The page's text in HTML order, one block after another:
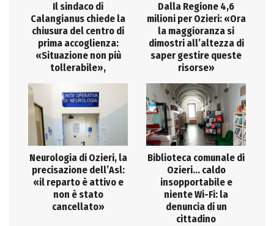
Il sindaco di
Calangianus chiede la
chiusura del centro di
prima accoglienza:
«Situazione non più
tollerabile»,
Dalla Regione 4,6
milioni per Ozieri: «Ora
la maggioranza si
dimostri all’altezza di
saper gestire queste
risorse»
Neurologia di Ozieri, la
precisazione dell’Asl:
«il reparto è attivo e
non è stato
cancellato»
Biblioteca comunale di
Ozieri… caldo
insopportabile e
niente Wi-Fi: la
denuncia di un
cittadino